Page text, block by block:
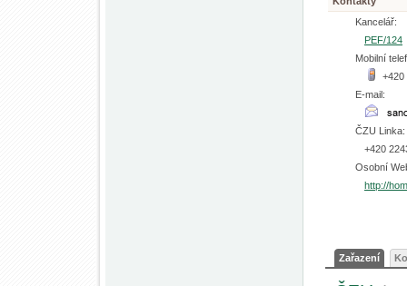
Kancelář:
PEF/124
Mobilní
+420
E-mail:
ČZU Linka:
+420
Osobní
http://
Zařazení